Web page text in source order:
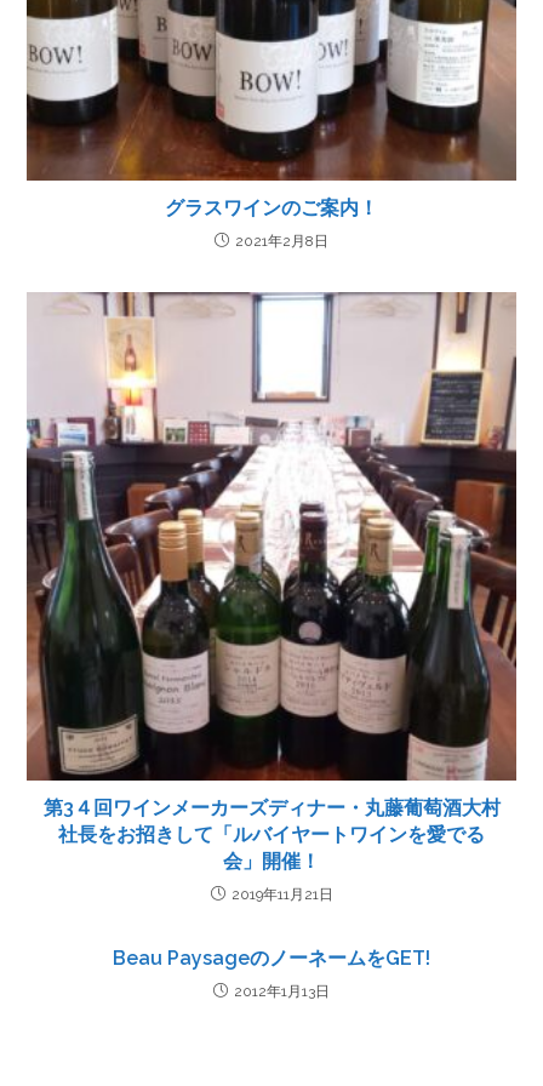
グラスワインのご案内！
2021年2月8日
第3４回ワインメーカーズディナー・丸藤葡萄酒大村
社長をお招きして「ルバイヤートワインを愛でる
会」開催！
2019年11月21日
Beau PaysageのノーネームをGET!
2012年1月13日